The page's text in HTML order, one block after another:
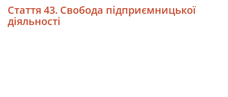
Стаття 43. Свобода підприємницької
діяльності